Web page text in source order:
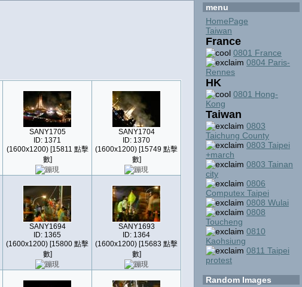
SANY1705
ID: 1371
(1600x1200) [15811 點擊
數]
SANY1704
ID: 1370
(1600x1200) [15749 點擊
數]
SANY1694
ID: 1365
(1600x1200) [15800 點擊
數]
SANY1693
ID: 1364
(1600x1200) [15683 點擊
數]
menu
HomePage
Taiwan
France
0801 France
0804 Paris-
Rennes
HK
0801 Hong-
Kong
Taiwan
0803
Taichung County
0803 Taipei
+march
0803 Tainan
city
0806
Computex Taipei
0808 Wulai
0808
Toucheng
0810
Kaohsiung
0811 Taipei
protest
Random Images